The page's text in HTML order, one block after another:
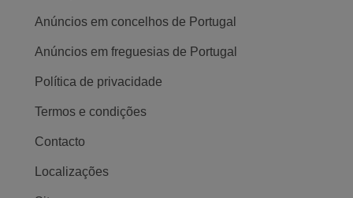
Anúncios em concelhos de Portugal
Anúncios em freguesias de Portugal
Política de privacidade
Termos e condições
Contacto
Localizações